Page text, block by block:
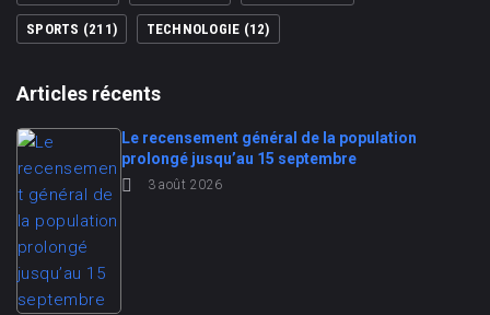
SPORTS (211) TECHNOLOGIE (12)
Articles récents
Le recensement général de la population
prolongé jusqu’au 15 septembre
3 août 2026